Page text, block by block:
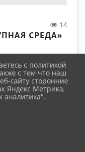
14
СРЕДА»
с политикой
с тем что наш
сайту сторонние
Яндекс Метрика,
аналитика".